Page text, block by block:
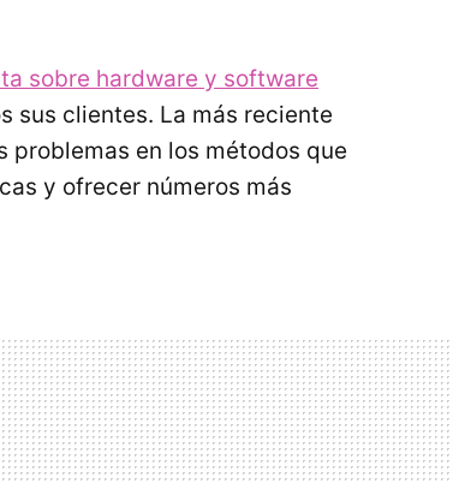
sobre hardware y software
sus clientes. La más reciente
problemas en los métodos que
y ofrecer números más